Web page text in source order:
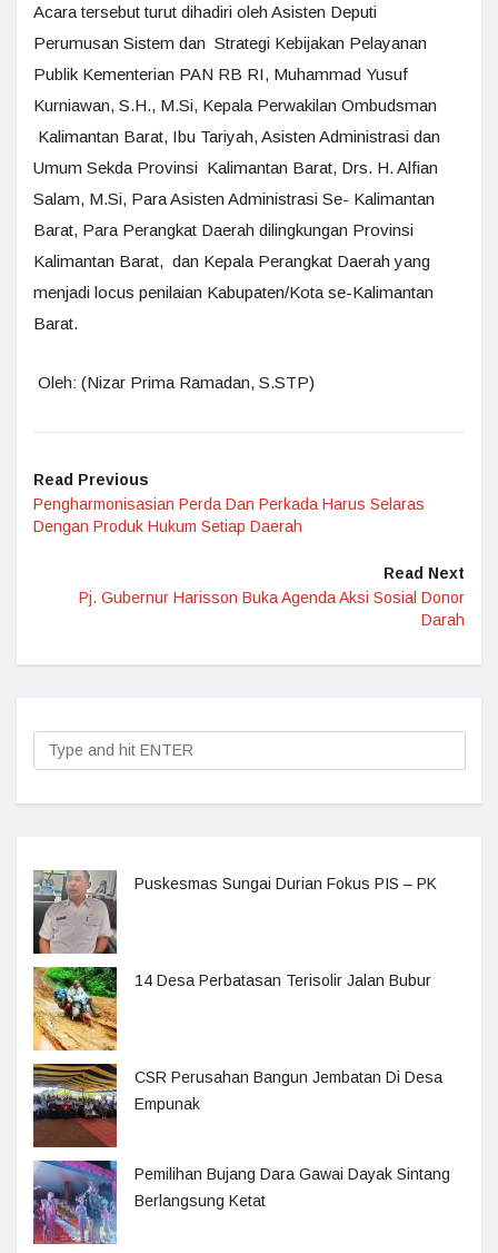
Acara tersebut turut dihadiri oleh Asisten Deputi
Perumusan Sistem dan Strategi Kebijakan Pelayanan
Publik Kementerian PAN RB RI, Muhammad Yusuf
Kurniawan, S.H., M.Si, Kepala Perwakilan Ombudsman
Kalimantan Barat, Ibu Tariyah, Asisten Administrasi dan
Umum Sekda Provinsi Kalimantan Barat, Drs. H. Alfian
Salam, M.Si, Para Asisten Administrasi Se- Kalimantan
Barat, Para Perangkat Daerah dilingkungan Provinsi
Kalimantan Barat, dan Kepala Perangkat Daerah yang
menjadi locus penilaian Kabupaten/Kota se-Kalimantan
Barat.
Oleh: (Nizar Prima Ramadan, S.STP)
Read Previous
Pengharmonisasian Perda Dan Perkada Harus Selaras
Dengan Produk Hukum Setiap Daerah
Read Next
Pj. Gubernur Harisson Buka Agenda Aksi Sosial Donor
Darah
Puskesmas Sungai Durian Fokus PIS – PK
14 Desa Perbatasan Terisolir Jalan Bubur
CSR Perusahan Bangun Jembatan Di Desa
Empunak
Pemilihan Bujang Dara Gawai Dayak Sintang
Berlangsung Ketat